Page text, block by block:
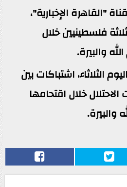
"القاهرة الإخبارية"،
فلسطينيين خلال
والبيرة.
الثلاثاء، اشتباكات بين
خلال اقتحامها
والبيرة.